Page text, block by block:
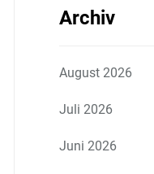
Archiv
August 2026
Juli 2026
Juni 2026